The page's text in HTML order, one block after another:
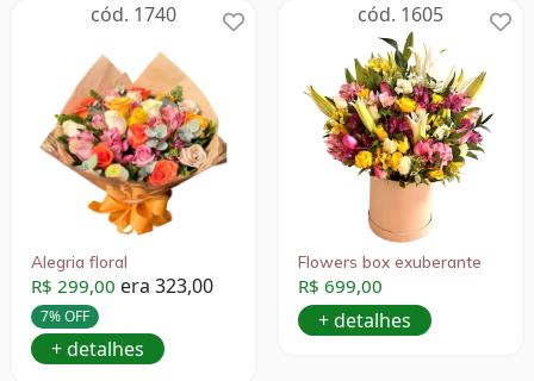
cód. 1740
Alegria floral
R$ 299,00 era 323,00
7% OFF
+ detalhes
cód. 1605
Flowers box exuberante
R$ 699,00
+ detalhes